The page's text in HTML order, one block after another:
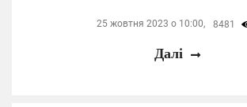
25 жовтня 2023 о 10:00, 8481
Далі